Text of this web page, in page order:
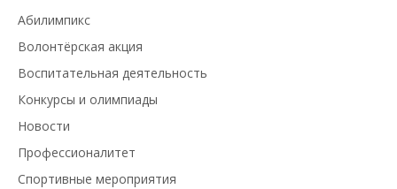
Абилимпикс
Волонтёрская акция
Воспитательная деятельность
Конкурсы и олимпиады
Новости
Профессионалитет
Спортивные мероприятия